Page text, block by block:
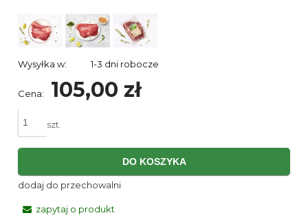
Wysyłka w: 1-3 dni robocze
Cena: 105,00 zł
szt.
DO KOSZYKA
dodaj do przechowalni
zapytaj o produkt